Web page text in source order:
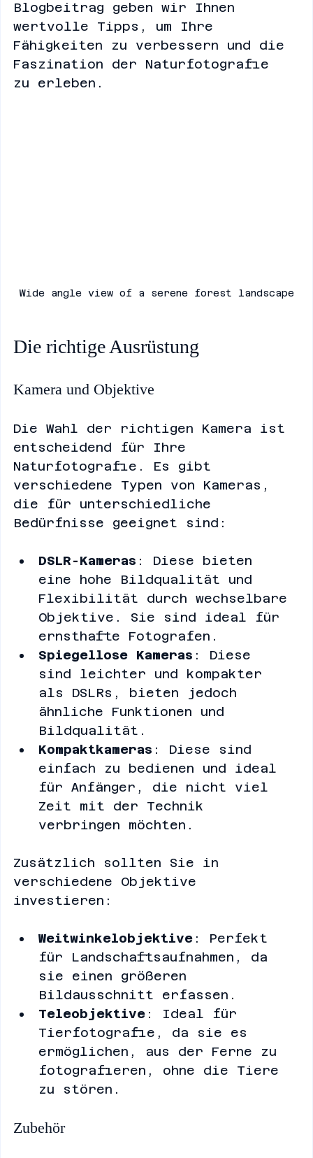
überwältigend sein. In diesem
Blogbeitrag geben wir Ihnen
wertvolle Tipps, um Ihre
Fähigkeiten zu verbessern und die
Faszination der Naturfotografie
Die Wahl der richtigen Kamera ist
entscheidend für Ihre
Naturfotografie. Es gibt
verschiedene Typen von Kameras,
die für unterschiedliche
DSLR-Kameras: Diese bieten
eine hohe Bildqualität und
Flexibilität durch wechselbare
Objektive. Sie sind ideal für
ernsthafte Fotografen.
Spiegellose Kameras: Diese
sind leichter und kompakter
als DSLRs, bieten jedoch
ähnliche Funktionen und
Bildqualität.
Kompaktkameras: Diese sind
einfach zu bedienen und ideal
für Anfänger, die nicht viel
Zeit mit der Technik
Zusätzlich sollten Sie in
verschiedene Objektive
Weitwinkelobjektive: Perfekt
für Landschaftsaufnahmen, da
sie einen größeren
Bildausschnitt erfassen.
Teleobjektive: Ideal für
Tierfotografie, da sie es
ermöglichen, aus der Ferne zu
fotografieren, ohne die Tiere